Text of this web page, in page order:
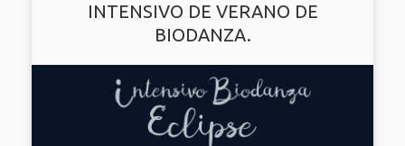
INTENSIVO DE VERANO DE
BIODANZA.